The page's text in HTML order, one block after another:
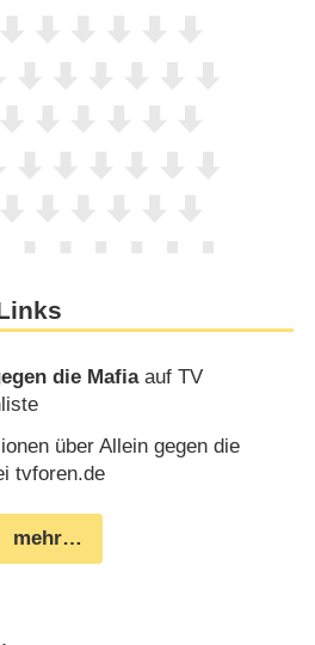
die Mafiaauf TV
über Allein gegen die
tvforen.de
mehr…